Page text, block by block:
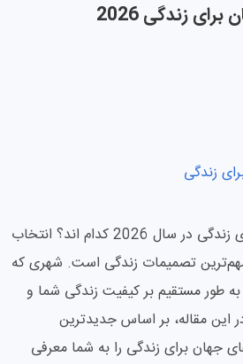
زندگی 2026
زندگی
بهترین شهرهای جهان برای زندگی در سال 2026 کدام اند؟ انتخاب
تصمیمات زندگی است. شهری که
طور مستقیم بر کیفیت زندگی شما و
این مقاله، بر اساس جدیدترین
جهان برای زندگی را به شما معرفی